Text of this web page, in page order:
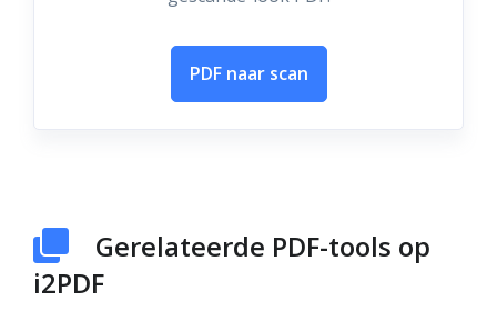
PDF naar scan
Gerelateerde PDF-tools op
i2PDF